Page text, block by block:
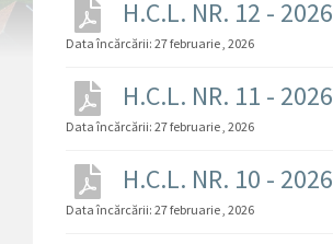
H.C.L. NR. 12 - 2026
Data încărcării: 27 februarie , 2026
H.C.L. NR. 11 - 2026
Data încărcării: 27 februarie , 2026
H.C.L. NR. 10 - 2026
Data încărcării: 27 februarie , 2026